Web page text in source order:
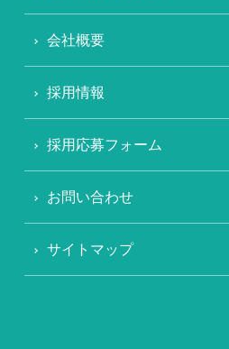
会社概要
採用情報
採用応募フォーム
お問い合わせ
サイトマップ